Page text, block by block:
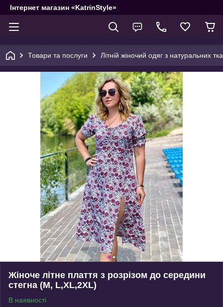
Інтернет магазин «KatrinStyle»
Товари та послуги Літній жіночий одяг з натуральних
Жіноче літне плаття з розрізом до середини
стегна (M, L,XL,2XL)
В наявності